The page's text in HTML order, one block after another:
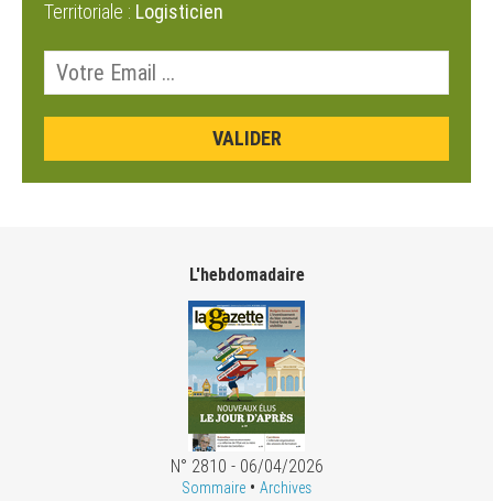
Territoriale : Logisticien
L'hebdomadaire
N° 2810 - 06/04/2026
Sommaire • Archives